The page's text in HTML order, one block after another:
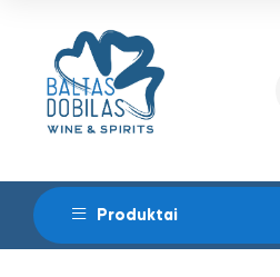
Produktai